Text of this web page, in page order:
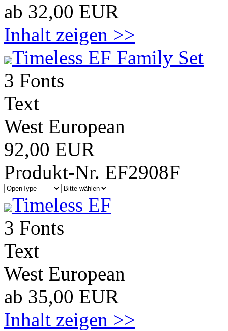
ab 32,00 EUR
Inhalt zeigen >>
Timeless EF Family Set
3 Fonts
Text
West European
92,00 EUR
Produkt-Nr. EF2908F
Timeless EF
3 Fonts
Text
West European
ab 35,00 EUR
Inhalt zeigen >>